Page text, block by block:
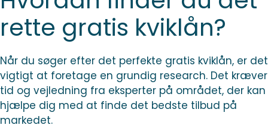
rette gratis kviklån?
Når du søger efter det perfekte gratis kviklån, er det
vigtigt at foretage en grundig research. Det kræver
tid og vejledning fra eksperter på området, der kan
hjælpe dig med at finde det bedste tilbud på
markedet.